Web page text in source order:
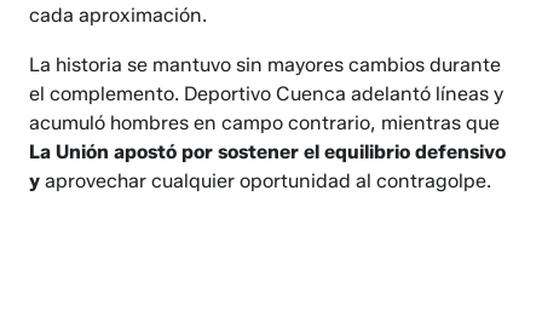
cada aproximación.
La historia se mantuvo sin mayores cambios durante
el complemento. Deportivo Cuenca adelantó líneas y
acumuló hombres en campo contrario, mientras que
La Unión apostó por sostener el equilibrio defensivo
yaprovechar cualquier oportunidad al contragolpe.